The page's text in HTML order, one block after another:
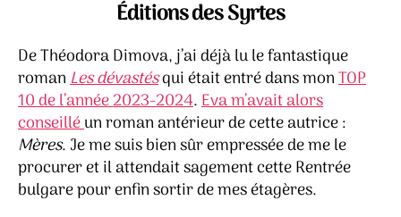
Éditions des Syrtes
De Théodora Dimova, j’ai déjà lu le fantastique
romanLes dévastésqui était entré dans monTOP
10 de l’année 2023-2024.Eva m’avait alors
conseilléun roman antérieur de cette autrice :
Mères. Je me suis bien sûr empressée de me le
procurer et il attendait sagement cette Rentrée
bulgare pour enfin sortir de mes étagères.